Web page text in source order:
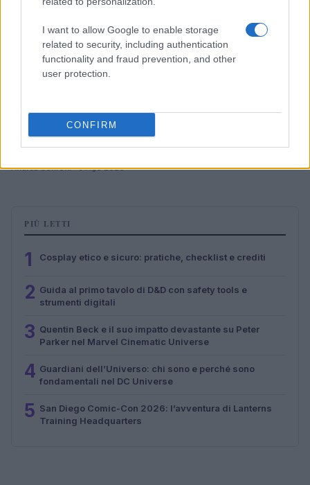
I want to allow Google to enable storage
related to security, including authentication
functionality and fraud prevention, and other
user protection.
CONFIRM
Quentin Beck e il suo impatto devastante su Peter
Parker nel Marvel Cinematic Universe
Andrea Conforti · 9 Ago 2026
PIÙ LETTI
1 Cosplay etico e sicuro: pratiche, checklist e crediti
2 Guida al primo tavolo di D&D con safety tools e
strumenti digitali
3 Quentin Beck e il suo impatto devastante su Peter
Parker nel Marvel Cinematic Universe
4 Guardiani dell’Universo: chi sono e perché sono
fondamentali nel DC Universe
5 San Diego Comic-Con 2026: l’avventura di Lanterns
Training Headquarters